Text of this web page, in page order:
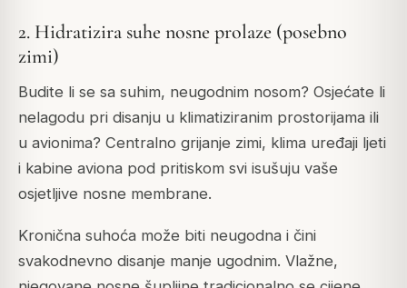
2. Hidratizira suhe nosne prolaze (posebno
zimi)
Budite li se sa suhim, neugodnim nosom? Osjećate li
nelagodu pri disanju u klimatiziranim prostorijama ili
u avionima? Centralno grijanje zimi, klima uređaji ljeti
i kabine aviona pod pritiskom svi isušuju vaše
osjetljive nosne membrane.
Kronična suhoća može biti neugodna i čini
svakodnevno disanje manje ugodnim. Vlažne,